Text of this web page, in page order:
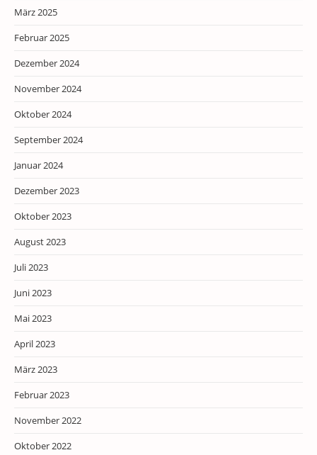
März 2025
Februar 2025
Dezember 2024
November 2024
Oktober 2024
September 2024
Januar 2024
Dezember 2023
Oktober 2023
August 2023
Juli 2023
Juni 2023
Mai 2023
April 2023
März 2023
Februar 2023
November 2022
Oktober 2022